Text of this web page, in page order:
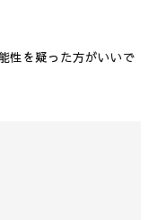
性を疑った方がいいで